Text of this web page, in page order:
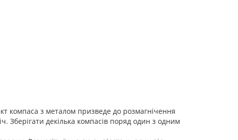
компаса з металом призведе до розмагнічення
Зберігати декілька компасів поряд один з одним